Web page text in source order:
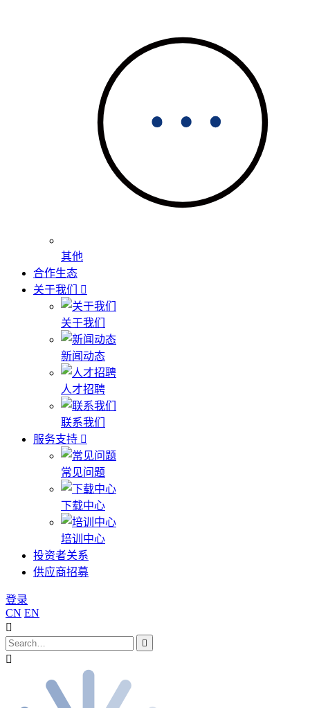
其他
合作生态
关于我们
关于我们
新闻动态
人才招聘
联系我们
服务支持
常见问题
下载中心
培训中心
投资者关系
供应商招募
登录
CN EN